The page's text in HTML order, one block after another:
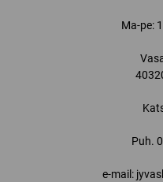
Ma-pe:
Puh.
e-mail: